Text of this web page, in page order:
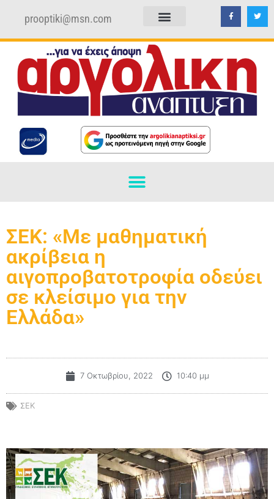
prooptiki@msn.com
ΣΕΚ: «Με μαθηματική
ακρίβεια η
αιγοπροβατοτροφία οδεύει
σε κλείσιμο για την
Ελλάδα»
7 Οκτωβρίου, 2022 10:40 μμ
ΣΕΚ